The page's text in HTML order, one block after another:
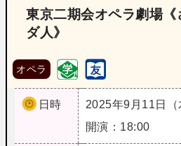
東京二期会オペラ劇場《
ダ人》
オペラ
日時
2025年9月11日（
開演：18:00